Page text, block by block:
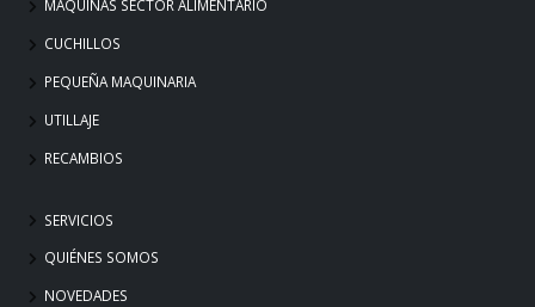
MÁQUINAS SECTOR ALIMENTARIO
CUCHILLOS
PEQUEÑA MAQUINARIA
UTILLAJE
RECAMBIOS
SERVICIOS
QUIÉNES SOMOS
NOVEDADES